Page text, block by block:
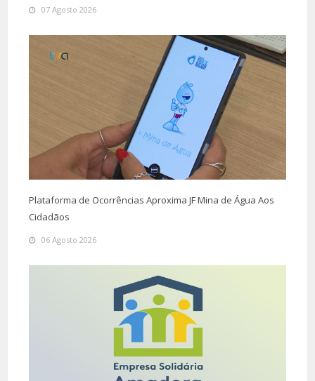
07 Agosto 2026
Plataforma de Ocorrências Aproxima JF Mina de Água Aos
Cidadãos
06 Agosto 2026